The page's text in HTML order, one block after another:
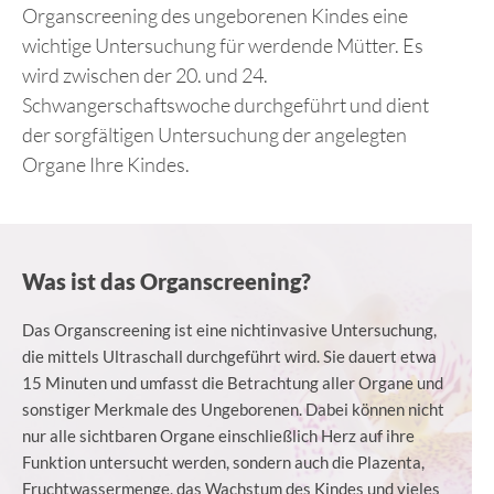
Organscreening des ungeborenen Kindes eine
wichtige Untersuchung für werdende Mütter. Es
wird zwischen der 20. und 24.
Schwangerschaftswoche durchgeführt und dient
der sorgfältigen Untersuchung der angelegten
Organe Ihre Kindes.
Was ist das Organscreening?
Das Organscreening ist eine nichtinvasive Untersuchung,
die mittels Ultraschall durchgeführt wird. Sie dauert etwa
15 Minuten und umfasst die Betrachtung aller Organe und
sonstiger Merkmale des Ungeborenen. Dabei können nicht
nur alle sichtbaren Organe einschließlich Herz auf ihre
Funktion untersucht werden, sondern auch die Plazenta,
Fruchtwassermenge, das Wachstum des Kindes und vieles